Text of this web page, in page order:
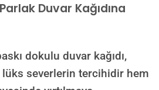
Duvar Kağıdına
dokulu duvar kağıdı,
severlerin tercihidir hem